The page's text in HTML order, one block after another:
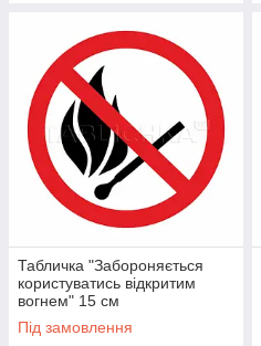
Табличка "Забороняється
користуватись відкритим
вогнем" 15 см
Під замовлення